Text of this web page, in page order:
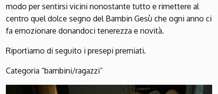
modo per sentirsi vicini nonostante tutto e rimettere al
centro quel dolce segno del Bambin Gesù che ogni anno ci
fa emozionare donandoci tenerezza e novità.
Riportiamo di seguito i presepi premiati.
Categoria “bambini/ragazzi”